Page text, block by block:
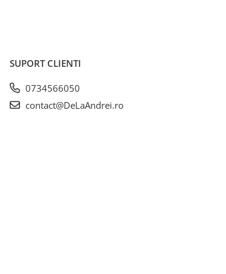
SUPORT CLIENTI
0734566050
contact@DeLaAndrei.ro